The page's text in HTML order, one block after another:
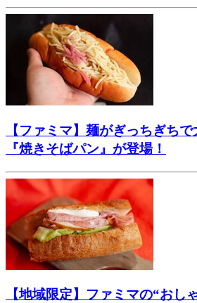
【ファミマ】麺がぎっちぎち
『焼きそばパン』が登場！
【地域限定】ファミマの“おし